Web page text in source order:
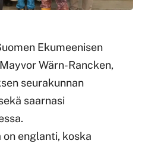
Ekumeenisen
Wärn-Rancken,
seurakunnan
saarnasi
englanti, koska